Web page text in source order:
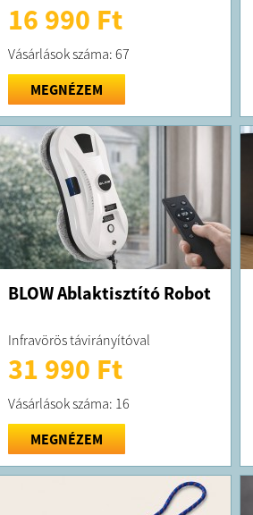
16 990 Ft
Vásárlások száma: 67
MEGNÉZEM
BLOW Ablaktisztító Robot
Infravörös távirányítóval
31 990 Ft
Vásárlások száma: 16
MEGNÉZEM